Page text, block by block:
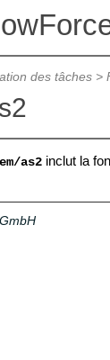
des tâches>
as2inclut la